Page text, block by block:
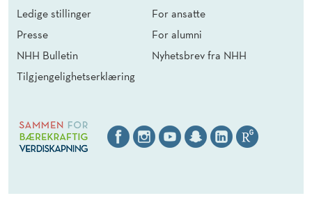
Ledige stillinger
Presse
NHH Bulletin
Tilgjengelighetserklæring
For ansatte
For alumni
Nyhetsbrev fra NHH